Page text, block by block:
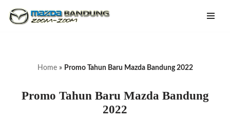
Home» Promo Tahun Baru Mazda Bandung 2022
Promo Tahun Baru Mazda Bandung
2022